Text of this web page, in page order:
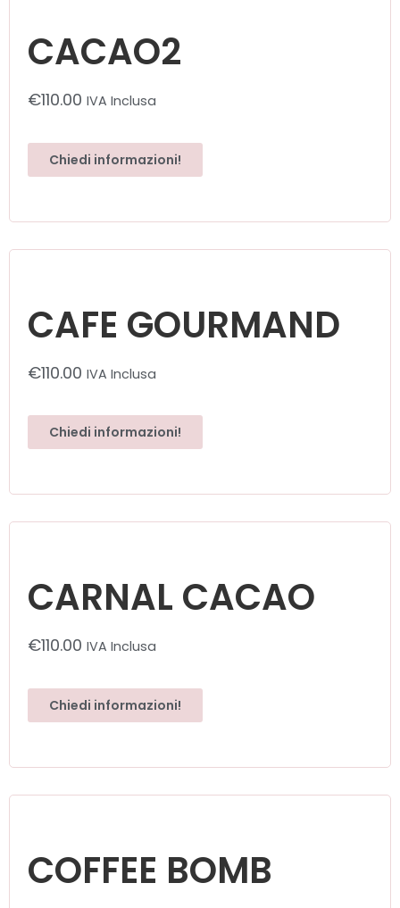
CACAO2
€110.00 IVA Inclusa
Chiedi informazioni!
CAFE GOURMAND
€110.00 IVA Inclusa
Chiedi informazioni!
CARNAL CACAO
€110.00 IVA Inclusa
Chiedi informazioni!
COFFEE BOMB